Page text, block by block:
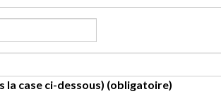
la case ci-dessous) (obligatoire)